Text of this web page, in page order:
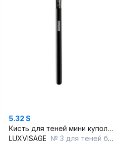
5.32 $
Кисть для теней мини куполообразной формы для макияжа
LUXVISAGE № 3 для теней бочонок mini